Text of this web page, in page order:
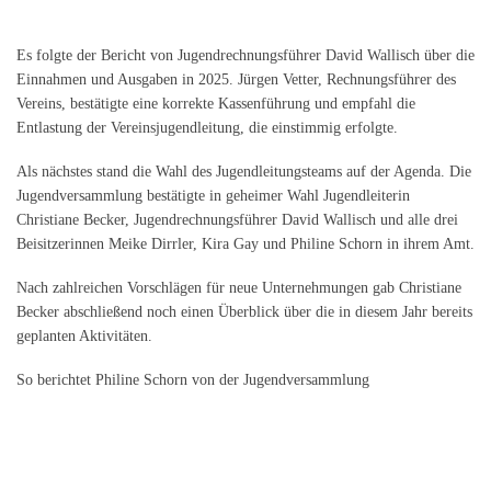
Es folgte der Bericht von Jugendrechnungsführer David Wallisch über die
Einnahmen und Ausgaben in 2025. Jürgen Vetter, Rechnungsführer des
Vereins, bestätigte eine korrekte Kassenführung und empfahl die
Entlastung der Vereinsjugendleitung, die einstimmig erfolgte.
Als nächstes stand die Wahl des Jugendleitungsteams auf der Agenda. Die
Jugendversammlung bestätigte in geheimer Wahl Jugendleiterin
Christiane Becker, Jugend­rechnungsführer David Wallisch und alle drei
Beisitzerinnen Meike Dirrler, Kira Gay und Philine Schorn in ihrem Amt.
Nach zahlreichen Vorschlägen für neue Unternehmungen gab Christiane
Becker abschließend noch einen Überblick über die in diesem Jahr bereits
geplanten Aktivitäten.
So berichtet Philine Schorn von der Jugendversammlung